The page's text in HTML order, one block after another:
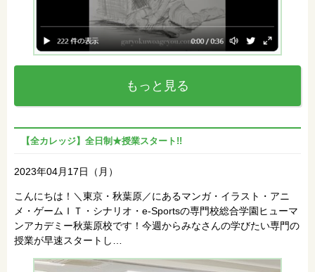
もっと見る
【全カレッジ】全日制★授業スタート!!
2023年04月17日（月）
こんにちは！＼東京・秋葉原／にあるマンガ・イラスト・アニ
メ・ゲームＩＴ・シナリオ・e-Sportsの専門校総合学園ヒューマ
ンアカデミー秋葉原校です！今週からみなさんの学びたい専門の
授業が早速スタートし…